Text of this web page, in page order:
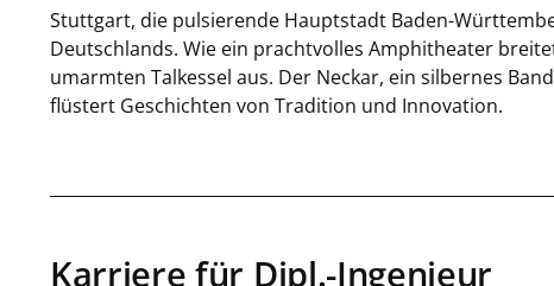
Stuttgart, die pulsierende Hauptstadt Baden-
Deutschlands. Wie ein prachtvolles Amphitheater
umarmten Talkessel aus. Der Neckar, ein silbernes
flüstert Geschichten von Tradition und Innovation.
Karriere für Dipl.-Ingenieur